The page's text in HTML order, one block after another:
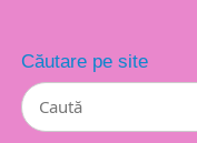
Căutare pe site